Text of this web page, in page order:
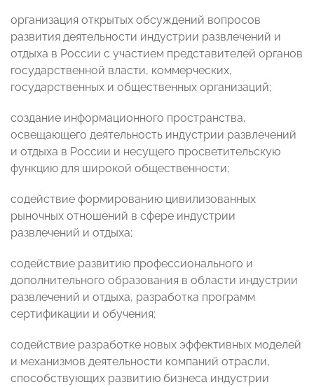
организация открытых обсуждений вопросов
развития деятельности индустрии развлечений и
отдыха в России с участием представителей органов
государственной власти, коммерческих,
государственных и общественных организаций;
создание информационного пространства,
освещающего деятельность индустрии развлечений
и отдыха в России и несущего просветительскую
функцию для широкой общественности;
содействие формированию цивилизованных
рыночных отношений в сфере индустрии
развлечений и отдыха;
содействие развитию профессионального и
дополнительного образования в области индустрии
развлечений и отдыха, разработка программ
сертификации и обучения;
содействие разработке новых эффективных моделей
и механизмов деятельности компаний отрасли,
способствующих развитию бизнеса индустрии